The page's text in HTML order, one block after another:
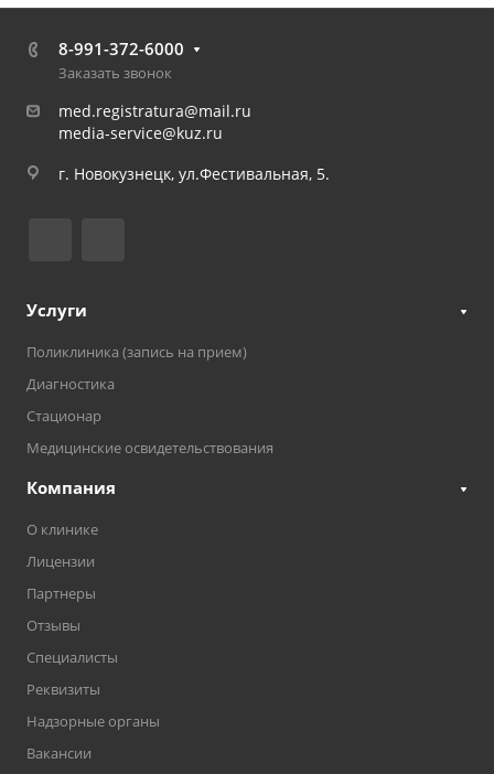
8-991-372-6000
Заказать звонок
med.registratura@mail.ru
media-service@kuz.ru
г. Новокузнецк, ул.Фестивальная, 5.
Услуги
Поликлиника (запись на прием)
Диагностика
Стационар
Медицинские освидетельствования
Компания
О клинике
Лицензии
Партнеры
Отзывы
Специалисты
Реквизиты
Надзорные органы
Вакансии